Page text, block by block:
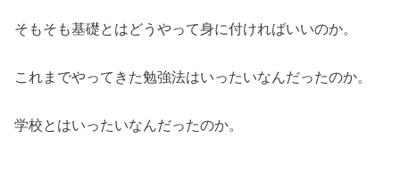
そもそも基礎とはどうやって身に付ければいいのか。
これまでやってきた勉強法はいったいなんだったのか。
学校とはいったいなんだったのか。